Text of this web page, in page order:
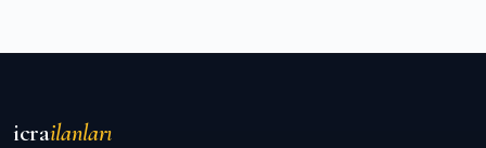
icrailanları